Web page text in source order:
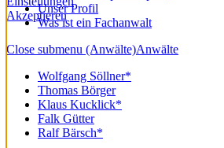
Unser Profil
Was ist ein Fachanwalt
Close submenu (Anwälte)Anwälte
Wolfgang Söllner*
Thomas Börger
Klaus Kucklick*
Falk Gütter
Ralf Bärsch*
Akzeptieren